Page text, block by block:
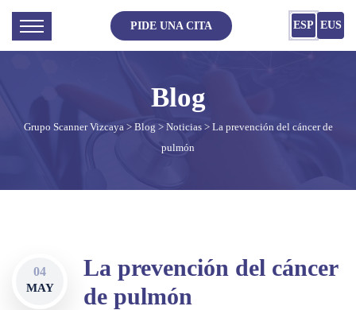
PIDE UNA CITA ESP EUS
Grupo Scanner Vizcaya> Blog > Noticias> La prevención del cáncer de
pulmón
04
MAY
La prevención del cáncer
de pulmón